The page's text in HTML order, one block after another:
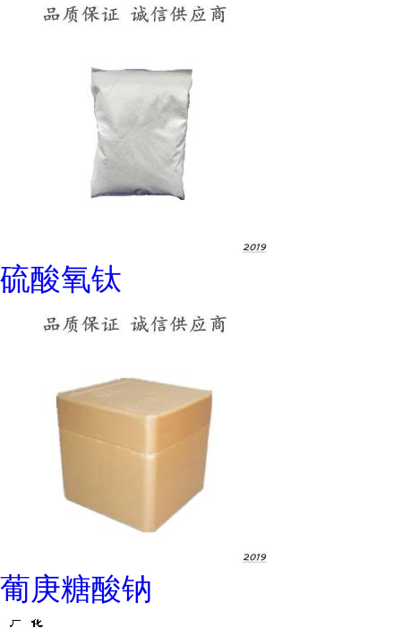
硫酸氧钛
葡庚糖酸钠